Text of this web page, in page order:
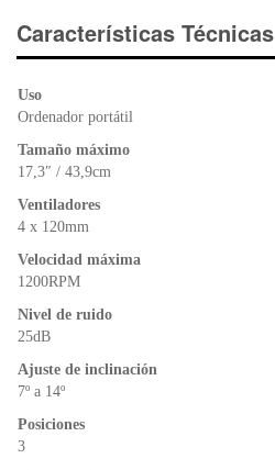
e
b
o
k
er s
A
ri
e
Características Técnicas
Uso
Ordenador portátil
Tamaño máximo
17,3″ / 43,9cm
Ventiladores
4 x 120mm
Velocidad máxima
1200RPM
Nivel de ruido
25dB
Ajuste de inclinación
7º a 14º
Posiciones
3